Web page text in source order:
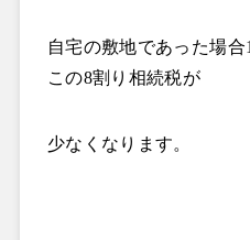
自宅の敷地であった場合
この8割り相続税が
少なくなります。